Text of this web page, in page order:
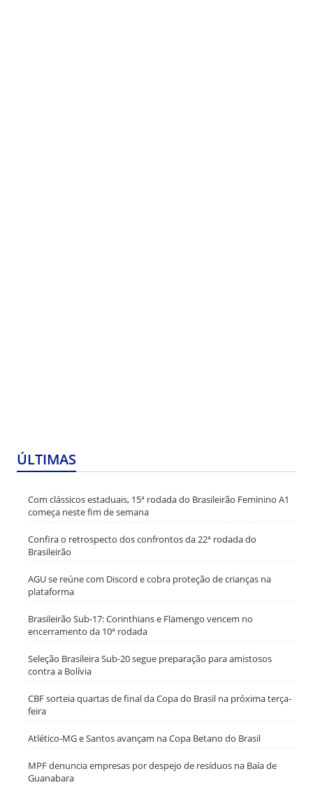
ÚLTIMAS
Com clássicos estaduais, 15ª rodada do Brasileirão Feminino A1
começa neste fim de semana
Confira o retrospecto dos confrontos da 22ª rodada do
Brasileirão
AGU se reúne com Discord e cobra proteção de crianças na
plataforma
Brasileirão Sub-17: Corinthians e Flamengo vencem no
encerramento da 10ª rodada
Seleção Brasileira Sub-20 segue preparação para amistosos
contra a Bolívia
CBF sorteia quartas de final da Copa do Brasil na próxima terça-
feira
Atlético-MG e Santos avançam na Copa Betano do Brasil
MPF denuncia empresas por despejo de resíduos na Baía de
Guanabara